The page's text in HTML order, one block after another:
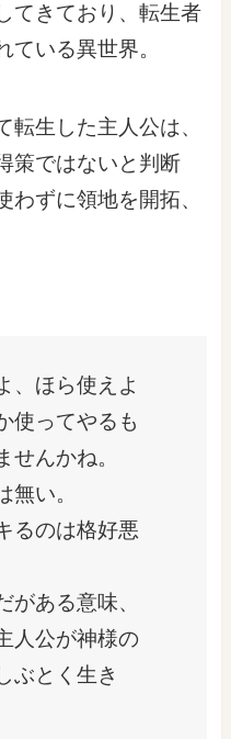
てきており、転生者
ている異世界。
転生した主人公は、
策ではないと判断
わずに領地を開拓、
、ほら使えよ
使ってやるも
せんかね。
無い。
るのは格好悪
がある意味、
人公が神様の
ぶとく生き